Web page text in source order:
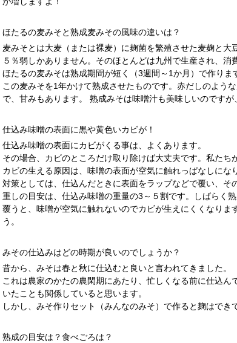
ほたるの麦みそと熟成麦みその風味の違いは？
麦みそとは大麦（または裸麦）に麹菌を繁殖させた麦麹と
５％弱しかありません。そのほとんどは九州で生産され、消
ほたるの麦みそは熟成期間が短く（3週間～1か月）で作り
この麦みそを1年かけて熟成させたものです。赤だしのよう
で、甘みもあります。 熟成みそは味噌汁も美味しいのですが
仕込み味噌の表面に黒や黄色いカビが！
仕込み味噌の表面にカビがくる事は、よくあります。
その場合、カビのところだけ取り除けば大丈夫です。私たち
カビの生える原因は、味噌の表面が空気に触れっぱなしにな
対策としては、仕込んだときに表面をラップなどで覆い、そ
重しの目安は、仕込み味噌の重量の3～５割です。しばらく
覆うと、味噌が空気に触れないのでカビが生えにくくなりま
う。
みその仕込みはどの時期が良いのでしょうか？
昔から、みそは春と秋に仕込むと良いと言われてきました。
これは農家のかたの農閑期にあたり、忙しくなる前に仕込
いたことも関係していると思います。
しかし、みそ作りセット（みんなのみそ）で作ると麹はでき
熟成の目安は？食べごろは？